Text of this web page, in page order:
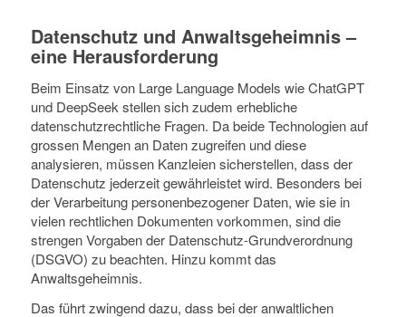
Datenschutz und Anwaltsgeheimnis –
eine Herausforderung
Beim Einsatz von Large Language Models wie ChatGPT
und DeepSeek stellen sich zudem erhebliche
datenschutzrechtliche Fragen. Da beide Technologien auf
grossen Mengen an Daten zugreifen und diese
analysieren, müssen Kanzleien sicherstellen, dass der
Datenschutz jederzeit gewährleistet wird. Besonders bei
der Verarbeitung personenbezogener Daten, wie sie in
vielen rechtlichen Dokumenten vorkommen, sind die
strengen Vorgaben der Datenschutz-Grundverordnung
(DSGVO) zu beachten. Hinzu kommt das
Anwaltsgeheimnis.
Das führt zwingend dazu, dass bei der anwaltlichen